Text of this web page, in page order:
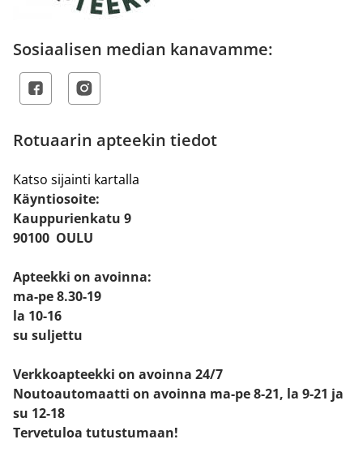
Sosiaalisen median kanavamme:
Rotuaarin apteekin tiedot
Katso sijainti kartalla
Käyntiosoite:
Kauppurienkatu 9
90100 OULU
Apteekki on avoinna:
ma-pe 8.30-19
la 10-16
su suljettu
Verkkoapteekki on avoinna 24/7
Noutoautomaatti on avoinna ma-pe 8-21, la 9-21 ja
su 12-18
Tervetuloa tutustumaan!